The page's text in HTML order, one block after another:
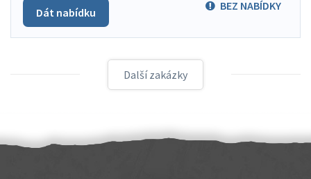
BEZ NABÍDKY
Dát nabídku
Další zakázky